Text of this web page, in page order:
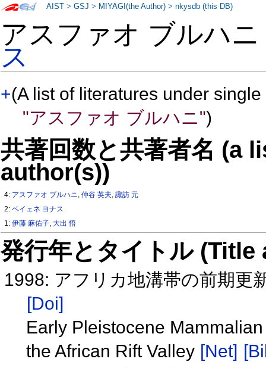
アスファオ ブルハ
ス
+(A list of literatures under
"アスファオ ブルハニ")
共著回数と共著者名 (a
author(s))
4: アスファオ ブルハニ,仲谷 英夫,諏訪 元
2:ベイェネ ヨナス
1:伊藤 麻佑子,大出 悟
発行年とタイトル
1998: アフリカ地溝帯の前期更
[Doi]
Early Pleistocene
the African Rift Valley [Net]
AIST >GSJ > MIYAGI(the Author) >nkysdb (this DB)